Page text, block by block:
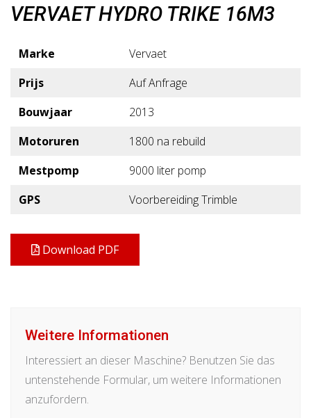
VERVAET HYDRO TRIKE 16M3
Marke
Vervaet
Prijs
Auf Anfrage
Bouwjaar
2013
Motoruren
1800 na rebuild
Mestpomp
9000 liter pomp
GPS
Voorbereiding Trimble
Download PDF
Weitere Informationen
Interessiert an dieser Maschine? Benutzen Sie das
untenstehende Formular, um weitere Informationen
anzufordern.